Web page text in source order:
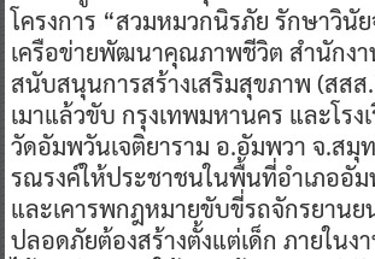
โครงการ “สวมหมวกนิรภัย รักษาวินั
เครือข่ายพัฒนาคุณภาพชีวิต สำนักง
สนับสนุนการสร้างเสริมสุขภาพ (สสส
เมาแล้วขับ กรุงเทพมหานคร และโรง
วัดอัมพวันเจติยาราม อ.อัมพวา จ.สมุ
รณรงค์ให้ประชาชนในพื้นที่อำเภออั
และเคารพกฎหมายขับขี่รถจักรยานย
ปลอดภัยต้องสร้างตั้งแต่เด็ก ภายในง